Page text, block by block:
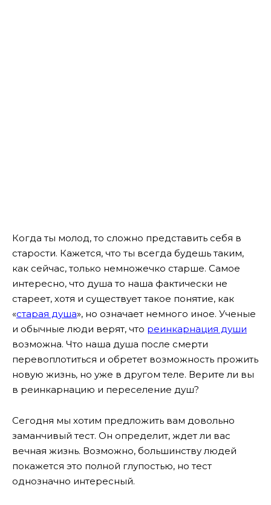
Когда ты молод, то сложно представить себя в
старости. Кажется, что ты всегда будешь таким,
как сейчас, только немножечко старше. Самое
интересно, что душа то наша фактически не
стареет, хотя и существует такое понятие, как
«старая душа», но означает немного иное. Ученые
и обычные люди верят, что реинкарнация души
возможна. Что наша душа после смерти
перевоплотиться и обретет возможность прожить
новую жизнь, но уже в другом теле. Верите ли вы
в реинкарнацию и переселение душ?
Сегодня мы хотим предложить вам довольно
заманчивый тест. Он определит, ждет ли вас
вечная жизнь. Возможно, большинству людей
покажется это полной глупостью, но тест
однозначно интересный.